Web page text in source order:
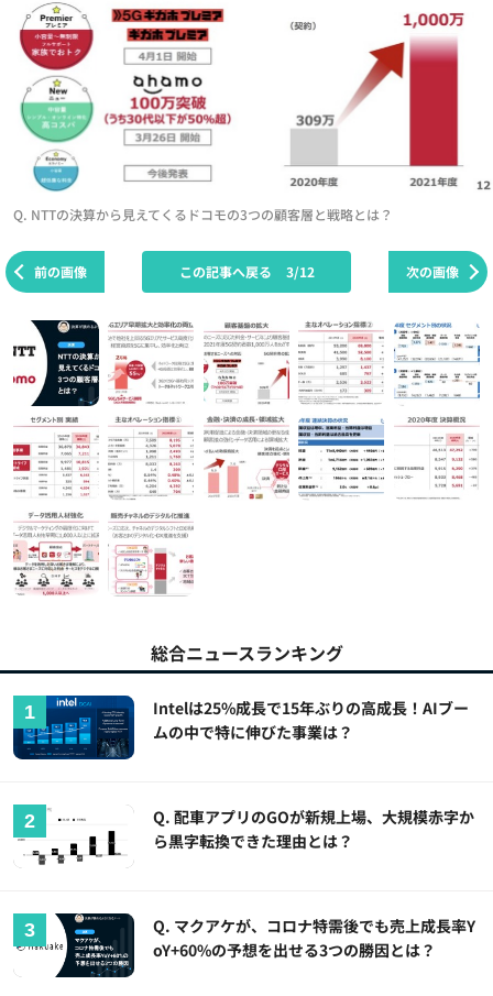
Q. NTTの決算から見えてくるドコモの3つの顧客層と戦略とは？
前の画像 次の画像
この記事へ戻る 3/12
総合ニュースランキング
Intelは25%成長で15年ぶりの高成長！AIブー
ムの中で特に伸びた事業は？
Q. 配車アプリのGOが新規上場、大規模赤字か
ら黒字転換できた理由とは？
Q. マクアケが、コロナ特需後でも売上成長率Y
oY+60%の予想を出せる3つの勝因とは？